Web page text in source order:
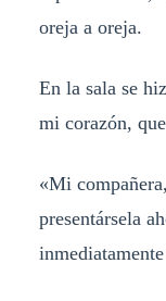
oreja a oreja.
En la sala se
mi corazón,
«Mi
presentársela